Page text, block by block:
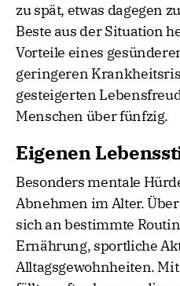
zu spät, etwas dagegen
Beste aus der Situation
Vorteile eines
geringeren
gesteigerten
Menschen über fünfzig.
Eigenen
Besonders mentale
Abnehmen im Alter.
sich an bestimmte
Ernährung, sportliche
Alltagsgewohnheiten.